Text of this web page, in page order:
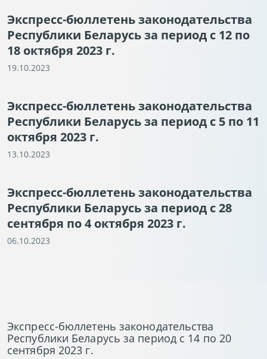
Экспресс-бюллетень законодательства
Республики Беларусь за период с 12 по
18 октября 2023 г.
19.10.2023
Экспресс-бюллетень законодательства
Республики Беларусь за период с 5 по 11
октября 2023 г.
13.10.2023
Экспресс-бюллетень законодательства
Республики Беларусь за период с 28
сентября по 4 октября 2023 г.
06.10.2023
Экспресс-бюллетень законодательства
Республики Беларусь за период с 14 по 20
сентября 2023 г.